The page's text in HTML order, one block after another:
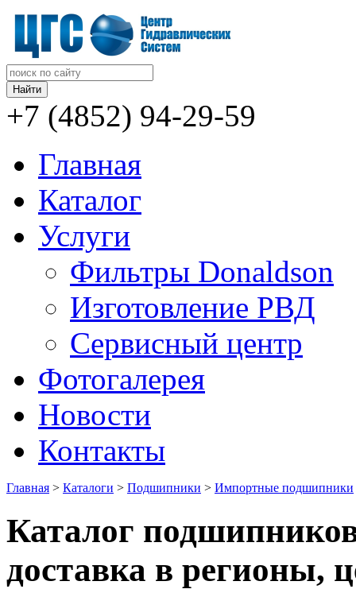
+7 (4852) 94-29-59
Главная
Каталог
Услуги
Фильтры Donaldson
Изготовление РВД
Сервисный центр
Фотогалерея
Новости
Контакты
Главная > Каталоги > Подшипники > Импортные подшипники
Каталог
доставка в регионы,